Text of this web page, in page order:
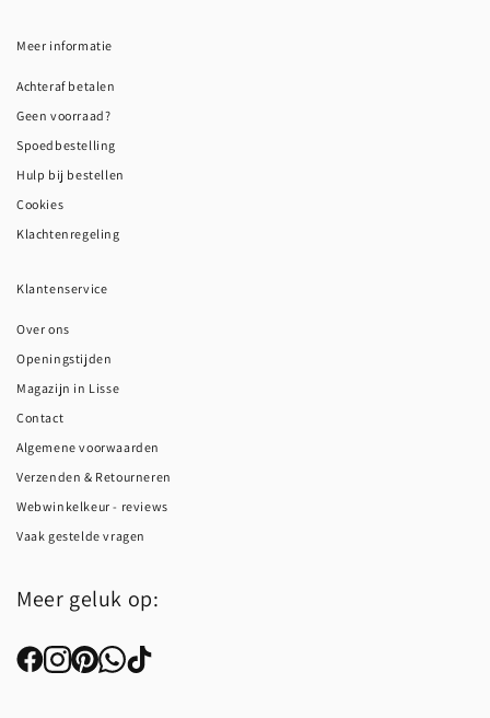
Meer informatie
Achteraf betalen
Geen voorraad?
Spoedbestelling
Hulp bij bestellen
Cookies
Klachtenregeling
Klantenservice
Over ons
Openingstijden
Magazijn in Lisse
Contact
Algemene voorwaarden
Verzenden & Retourneren
Webwinkelkeur - reviews
Vaak gestelde vragen
Meer geluk op: